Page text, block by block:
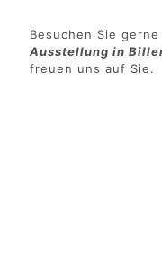
Besuchen Sie
Ausstellung in
freuen uns auf Sie.